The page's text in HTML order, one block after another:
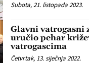
Subota, 21. listopada 2023.
Glavni vatrogasni
uručio pehar
vatrogascima
Četvrtak, 13. siječnja 2022.